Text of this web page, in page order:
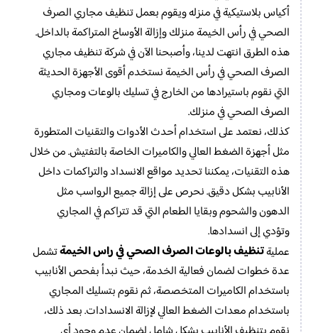
أكياس بلاستيكية في منزله ويقوم بعمل تنظيف مجاري الصرف
الصحي في رأس الخيمة منزلك وإزالة الأوساخ المتراكمة بالداخل.
هذه الطرق انتهت لدينا، وأصبحنا الآن في شركة تنظيف مجاري
الصرف الصحي في رأس الخيمة نستخدم أقوى الأجهزة الحديثة
التي نقوم باستيرادها من الخارج في تسليك بالوعات ومجاري
الصرف الصحي في منزلك.
كذلك، نعتمد على استخدام أحدث الأدوات والتقنيات المتطورة
مثل أجهزة الضغط العالي والكاميرات الخاصة بالتفتيش. من خلال
هذه التقنيات، يمكننا تحديد مواقع الانسداد والتراكمات داخل
الأنابيب بشكل دقيق. نحرص على إزالة جميع الرواسب مثل
الدهون والشحوم وبقايا الطعام التي قد تتراكم في المجاري
وتؤدي إلى انسدادها.
عمليةتنظيف بالوعات الصرف الصحي في راس الخيمةتشمل
عدة خطوات لضمان فعالية الخدمة، حيث نبدأ بفحص الأنابيب
باستخدام الكاميرات المتخصصة، ثم نقوم بتسليك المجاري
باستخدام معدات الضغط العالي لإزالة الانسدادات. بعد ذلك،